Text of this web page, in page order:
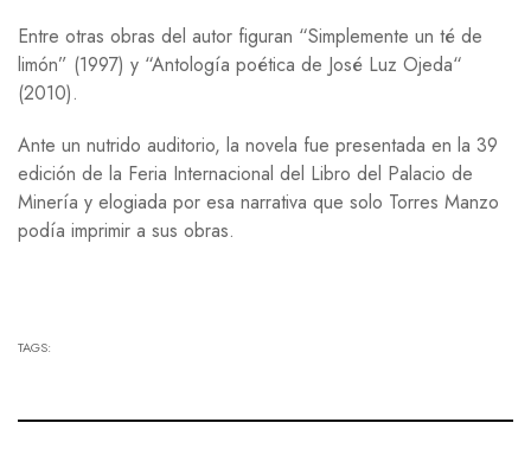
Entre otras obras del autor figuran “Simplemente un té de
limón” (1997) y “Antología poética de José Luz Ojeda“
(2010).
Ante un nutrido auditorio, la novela fue presentada en la 39
edición de la Feria Internacional del Libro del Palacio de
Minería y elogiada por esa narrativa que solo Torres Manzo
podía imprimir a sus obras.
TAGS: